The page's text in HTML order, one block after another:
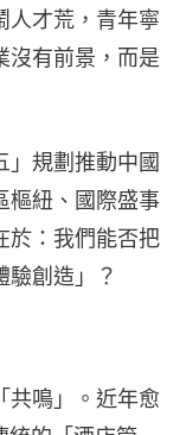
人才荒，青年寧
有前景，而是
」規劃推動中國
樞紐、國際盛事
於：我們能否把
驗創造」？
共鳴」。近年愈